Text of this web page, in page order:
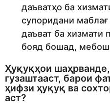
даъватҳо ба
супоридани
даъват ба хизмати
бояд бошад,
Ҳуқуқҳои
гузаштааст, барои
ҳифзи ҳуқуқ ва
аст?